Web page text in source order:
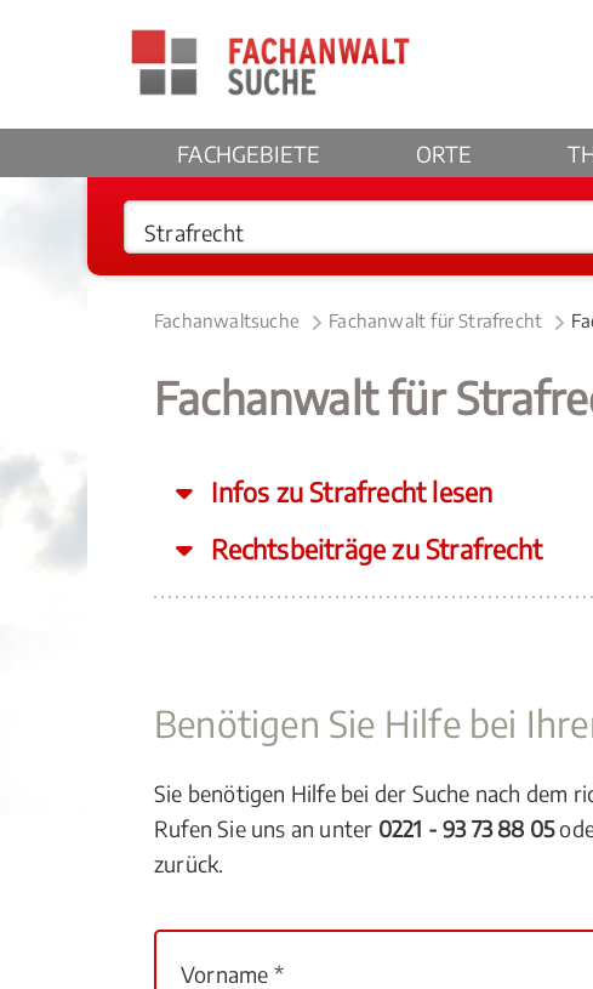
FACHGEBIETE ORTE
Fachanwaltsuche Fachanwalt für Strafrecht
Fachanwalt für
Infos zu Strafrecht lesen
Rechtsbeiträge zu Strafrecht
Benötigen Sie Hilfe bei
Sie benötigen Hilfe bei der Suche nach dem
Rufen Sie uns an unter 0221 - 93 73 88 05
zurück.
Vorname *